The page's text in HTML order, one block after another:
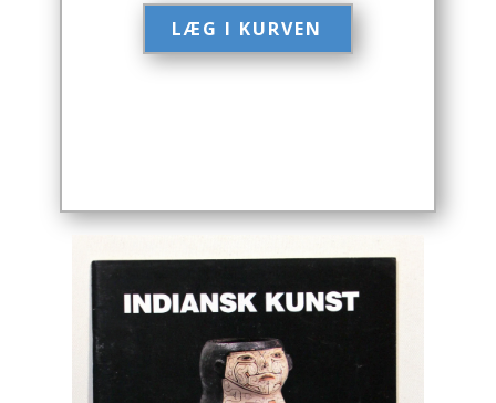
Børn / Unge
Børnebøger
Design
Drikkevare / Øl / Vin
Engelsk
LÆG I KURVEN​